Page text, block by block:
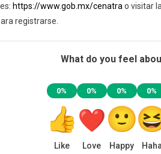
https://www.gob.mx/cenatra o visitar
registrarse.
What do you feel
0%
Like
0%
Love
0%
Happy
0%
Haha